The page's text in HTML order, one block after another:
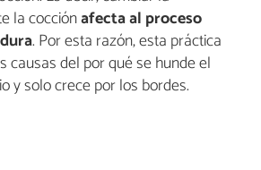
la cocciónafecta al proceso
. Por esta razón, esta práctica
causas del por qué se hunde el
y solo crece por los bordes.